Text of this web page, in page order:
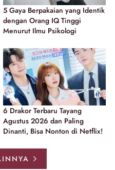
5 Gaya Berpakaian yang Identik
dengan Orang IQ Tinggi
Menurut Ilmu Psikologi
6 Drakor Terbaru Tayang
Agustus 2026 dan Paling
Dinanti, Bisa Nonton di Netflix!